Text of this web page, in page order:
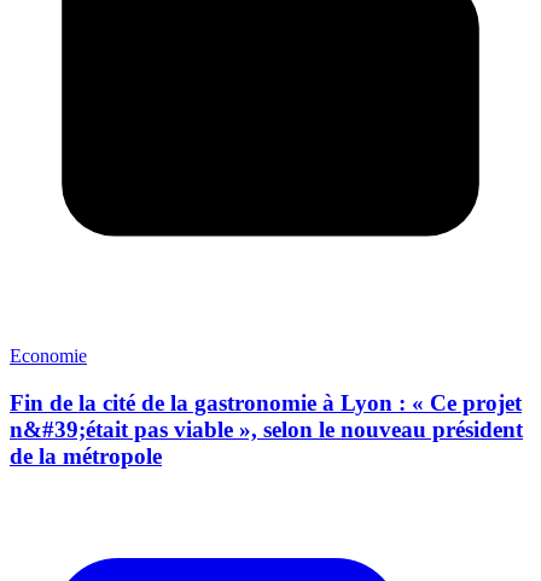
Economie
Fin de la cité de la gastronomie à Lyon : « Ce projet
n&#39;était pas viable », selon le nouveau président
de la métropole